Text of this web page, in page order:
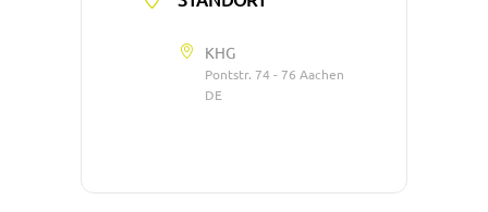
KHG
Pontstr. 74 - 76 Aachen
DE